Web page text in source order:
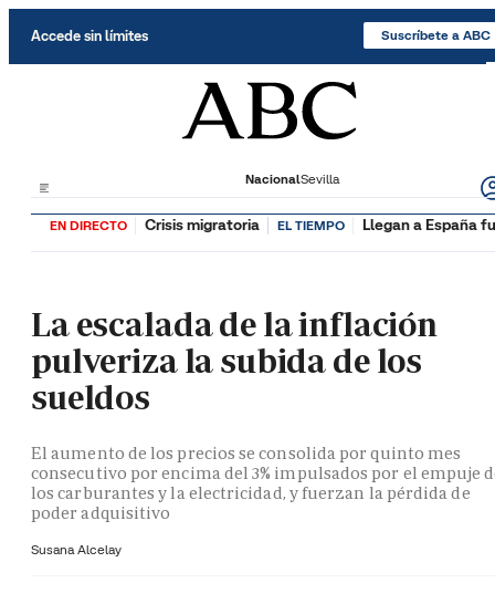
Accede sin límites Suscríbete a ABC
NacionalSevilla
EN DIRECTO Crisis migratoria EL TIEMPO Llegan a España
La escalada de la inflación
pulveriza la subida de los
sueldos
El aumento de los precios se consolida por quinto mes
consecutivo por encima del 3% impulsados por el empuje
los carburantes y la electricidad, y fuerzan la pérdida de
poder adquisitivo
Susana Alcelay